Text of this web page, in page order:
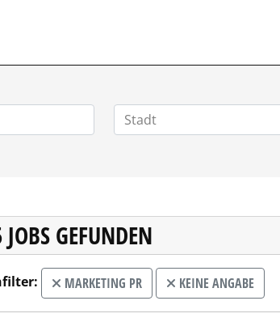
GEFUNDEN
MARKETING PR KEINE ANGABE